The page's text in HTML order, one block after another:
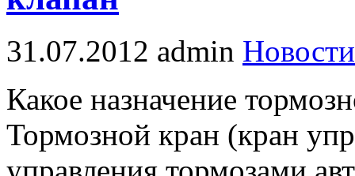
31.07.2012 admin Новости
Какое назначение
Тормозной кран (кран